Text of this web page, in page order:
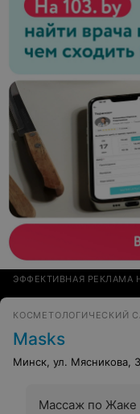
ЭФФЕКТИВНАЯ РЕКЛАМА
КОСМЕТОЛОГИЧЕСКИЙ
Masks
Минск, ул. Мясникова,
Массаж по Жаке